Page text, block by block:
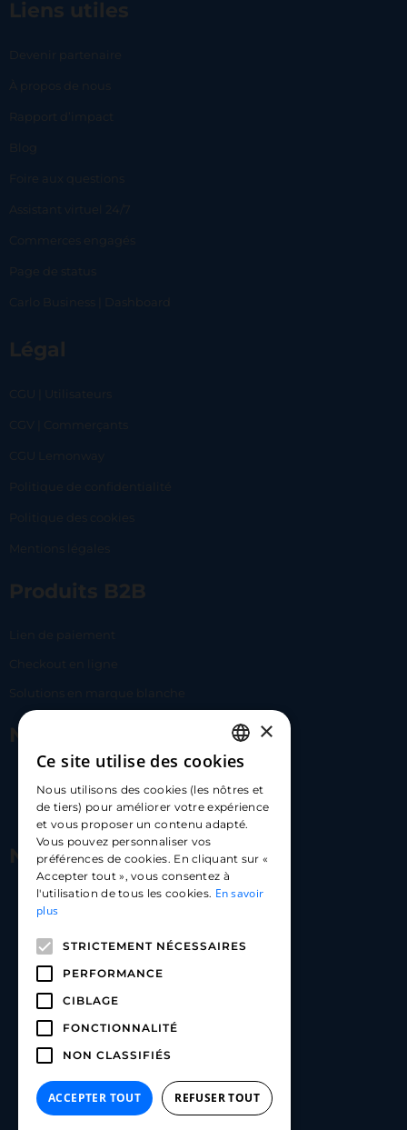
Liens utiles
Devenir partenaire
À propos de nous
Rapport d’impact
Blog
Foire aux questions
Assistant virtuel 24/7
Commerces engagés
Page de status
Carlo Business | Dashboard
Légal
CGU | Utilisateurs
CGV | Commerçants
CGU Lemonway
Politique de confidentialité
Politique des cookies
Mentions légales
Produits B2B
Lien de paiement
Checkout en ligne
Solutions en marque blanche
Nous contacter
hello@carloapp.com
Nous suivre
Carlo App | Instagram
Carlo App | Linkedin
FRENCH
ENGLISH
SPANISH
×
Ce site utilise des cookies
Nous utilisons des cookies (les nôtres et
de tiers) pour améliorer votre expérience
et vous proposer un contenu adapté.
Vous pouvez personnaliser vos
préférences de cookies. En cliquant sur «
Accepter tout », vous consentez à
l'utilisation de tous les cookies. En savoir
plus
STRICTEMENT NÉCESSAIRES
PERFORMANCE
CIBLAGE
FONCTIONNALITÉ
NON CLASSIFIÉS
ACCEPTER TOUT REFUSER TOUT